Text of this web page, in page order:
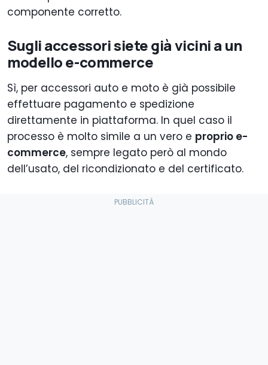
componente corretto.
Sugli accessori siete già vicini a un
modello e-commerce
Sì, per accessori auto e moto è già possibile
effettuare pagamento e spedizione
direttamente in piattaforma. In quel caso il
processo è molto simile a un vero e proprio e-
commerce, sempre legato però al mondo
dell’usato, del ricondizionato e del certificato.